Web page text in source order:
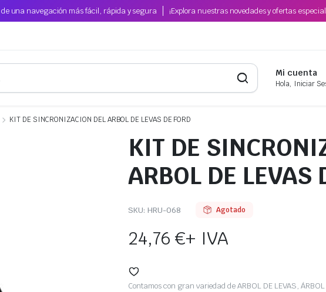
una navegación más fácil, rápida y segura ¡Explora nuestras novedades y ofertas
Mi cuenta
Hola, Iniciar
KIT DE SINCRONIZACION DEL ARBOL DE LEVAS DE FORD
KIT DE
ARBOL DE LEVAS
SKU: HRU-068 Agotado
24,76€+ IVA
Contamos con gran variedad de ARBOL DE LEVAS, ÁRBOL